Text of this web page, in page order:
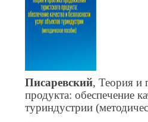
Писаревский, Теория и
продукта: обеспечение
туриндустрии